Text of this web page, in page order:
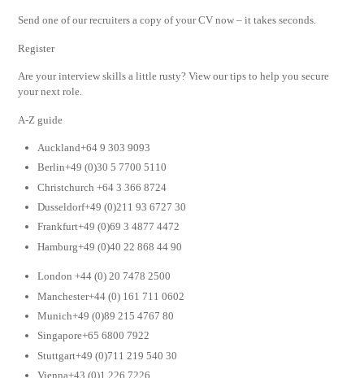
Send one of our recruiters a copy of your CV now – it takes seconds.
Register
Are your interview skills a little rusty? View our tips to help you secure
your next role.
A-Z guide
Auckland+64 9 303 9093
Berlin+49 (0)30 5 7700 5110
Christchurch +64 3 366 8724
Dusseldorf+49 (0)211 93 6727 30
Frankfurt+49 (0)69 3 4877 4472
Hamburg+49 (0)40 22 868 44 90
London +44 (0) 20 7478 2500
Manchester+44 (0) 161 711 0602
Munich+49 (0)89 215 4767 80
Singapore+65 6800 7922
Stuttgart+49 (0)711 219 540 30
Vienna+43 (0)1 226 7226